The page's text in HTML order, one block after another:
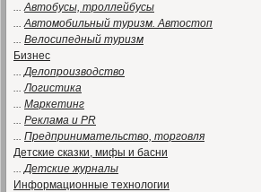
...Автобусы, троллейбусы
...Автомобильный туризм. Автостоп
... Велосипедный туризм
Бизнес
...Делопроизводство
...Логистика
... Маркетинг
... Реклама и PR
... Предпринимательство, торговля
Детские сказки, мифы и басни
...Детские журналы
Информационные технологии